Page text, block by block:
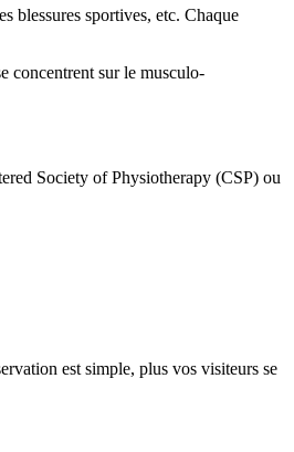
blessures sportives, etc. Chaque
concentrent sur le musculo-
Society of Physiotherapy (CSP) ou
est simple, plus vos visiteurs se